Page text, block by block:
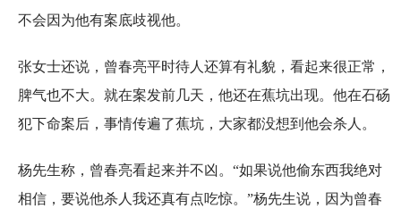
不会因为他有案底歧视他。
张女士还说，曾春亮平时待人还算有礼貌，看起来很正常，
脾气也不大。就在案发前几天，他还在蕉坑出现。他在石砀
犯下命案后，事情传遍了蕉坑，大家都没想到他会杀人。
杨先生称，曾春亮看起来并不凶。“如果说他偷东西我绝对
相信，要说他杀人我还真有点吃惊。”杨先生说，因为曾春